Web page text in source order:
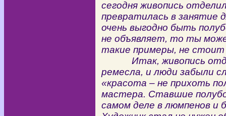
сегодня живопись
превратилась в занятие
очень выгодно быть
не объявляет, то ты
такие примеры, не стоит
Итак, живопись
ремесла, и люди забыли
«красота – не прихоть
мастера. Ставшие
самом деле в люмпенов